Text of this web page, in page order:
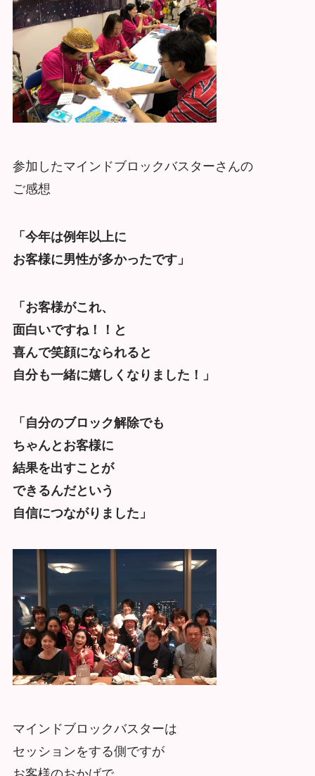
参加したマインドブロックバスターさんの
ご感想
「今年は例年以上に
お客様に男性が多かったです」
「お客様がこれ、
面白いですね！！と
喜んで笑顔になられると
自分も一緒に嬉しくなりました！」
「自分のブロック解除でも
ちゃんとお客様に
結果を出すことが
できるんだという
自信につながりました」
マインドブロックバスターは
セッションをする側ですが